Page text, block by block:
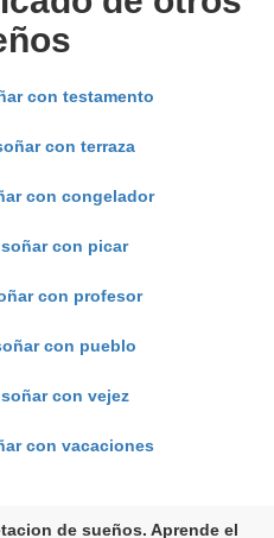
con testamento
con terraza
con congelador
con picar
con profesor
con pueblo
con vejez
con vacaciones
de sueños. Aprende el